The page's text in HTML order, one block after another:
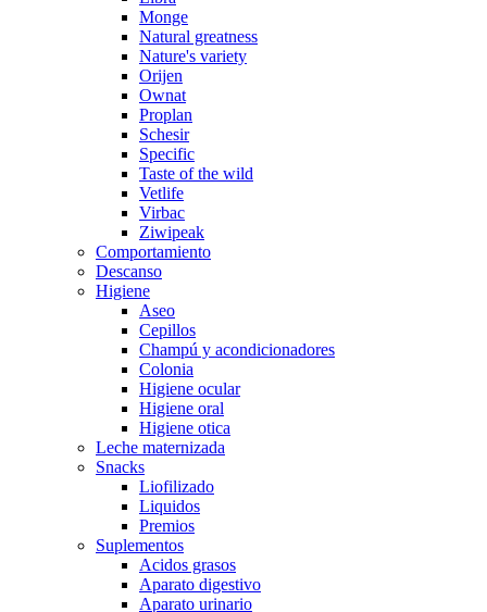
Monge
Natural greatness
Nature's variety
Orijen
Ownat
Proplan
Schesir
Specific
Taste of the wild
Vetlife
Virbac
Ziwipeak
Comportamiento
Descanso
Higiene
Aseo
Cepillos
Champú y acondicionadores
Colonia
Higiene ocular
Higiene oral
Higiene otica
Leche maternizada
Snacks
Liofilizado
Liquidos
Premios
Suplementos
Acidos grasos
Aparato digestivo
Aparato urinario